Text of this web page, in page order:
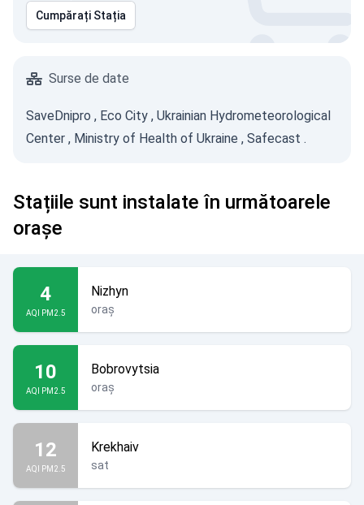
Cumpărați Stația
Surse de date
SaveDnipro , Eco City , Ukrainian Hydrometeorological
Center , Ministry of Health of Ukraine , Safecast .
Stațiile sunt instalate în următoarele
orașe
4
AQI PM2.5
Nizhyn
oraș
10
AQI PM2.5
Bobrovytsia
oraș
12
AQI PM2.5
Krekhaiv
sat